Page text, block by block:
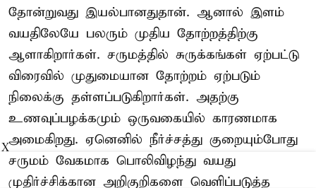
தோன்றுவது இயல்பானதுதான். ஆனால் இளம்
வயதிலேயே பலரும் முதிய தோற்றத்திற்கு
ஆளாகிறார்கள். சருமத்தில் சுருக்கங்கள் ஏற்பட்டு
விரைவில் முதுமையான தோற்றம் ஏற்படும்
நிலைக்கு தள்ளப்படுகிறார்கள். அதற்கு
உணவுப்பழக்கமும் ஒருவகையில் காரணமாக
அமைகிறது. ஏனெனில் நீர்ச்சத்து குறையும்போது
சருமம் வேகமாக பொலிவிழந்து வயது
முதிர்ச்சிக்கான அறிகுறிகளை வெளிப்படுத்த
X